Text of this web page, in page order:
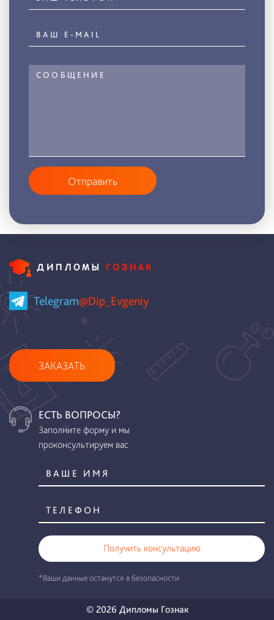
Отправить
Telegram@Dip_Evgeniy
ЗАКАЗАТЬ
ЕСТЬ ВОПРОСЫ?
Заполните форму и мы
проконсультируем вас
Получить консультацию
*Ваши данные останутся в безопасности
© 2026 Дипломы Гознак